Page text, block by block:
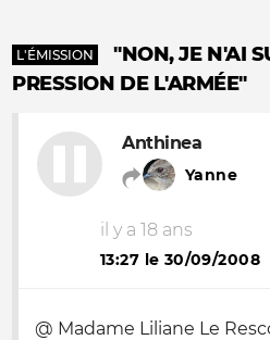
L'ÉMISSION
"NON, JE N'AI
PRESSION DE L'ARMÉE"
Anthinea
Yanne
il y a 18 ans
13:27 le 30/09/2008
@ Madame Liliane Le